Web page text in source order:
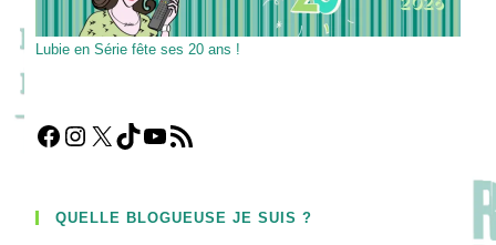
Lubie en Série fête ses 20 ans !
Facebook
Instagram
X TikTokYouTube
Flux RSS
QUELLE BLOGUEUSE JE SUIS ?